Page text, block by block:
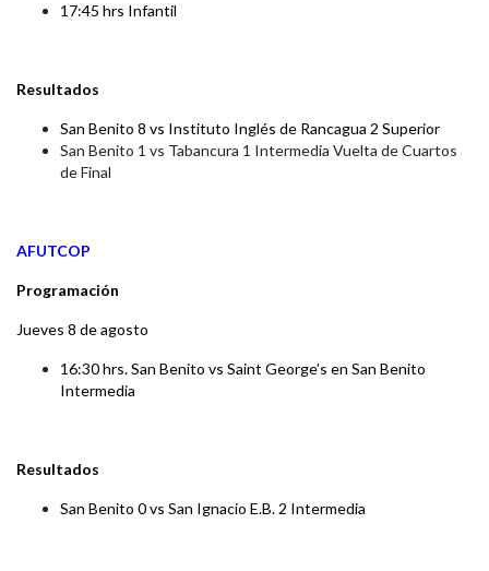
17:45 hrs Infantil
Resultados
San Benito 8 vs Instituto Inglés de Rancagua 2 Superior
San Benito 1 vs Tabancura 1 Intermedia Vuelta de Cuartos
de Final
AFUTCOP
Programación
Jueves 8 de agosto
16:30 hrs. San Benito vs Saint George’s en San Benito
Intermedia
Resultados
San Benito 0 vs San Ignacio E.B. 2 Intermedia